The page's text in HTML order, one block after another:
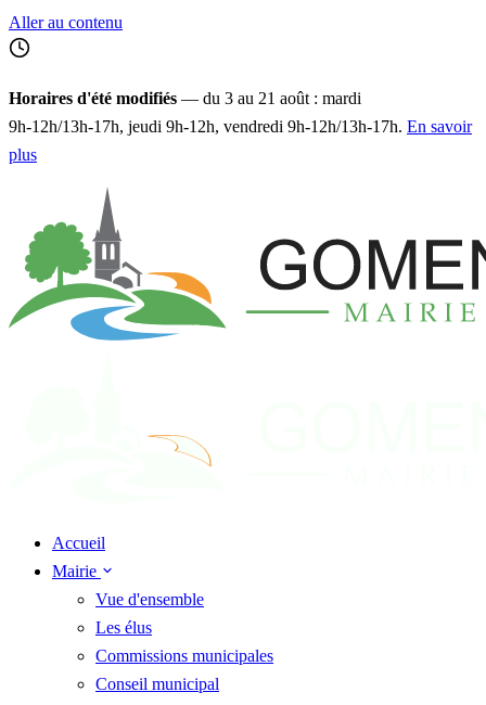
Aller au contenu
Horaires d'été modifiés — du 3 au 21 août : mardi
9h‑12h/13h‑17h, jeudi 9h‑12h, vendredi 9h‑12h/13h‑17h. En savoir
plus
Accueil
Mairie
Vue d'ensemble
Les élus
Commissions municipales
Conseil municipal